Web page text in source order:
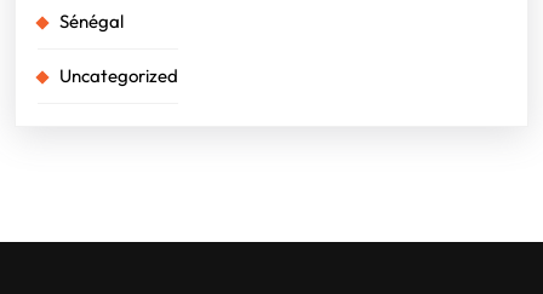
Sénégal
Uncategorized